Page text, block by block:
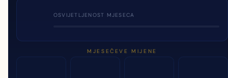
OSVIJETLJENOST MJESECA
MJESEČEVE MIJENE